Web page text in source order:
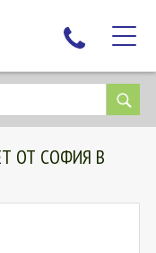
ОТ СОФИЯ В